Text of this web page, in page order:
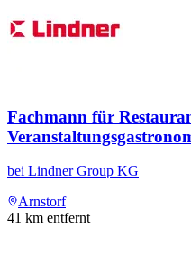
Fachmann für
bei Lindner Group KG
Arnstorf
41 km entfernt